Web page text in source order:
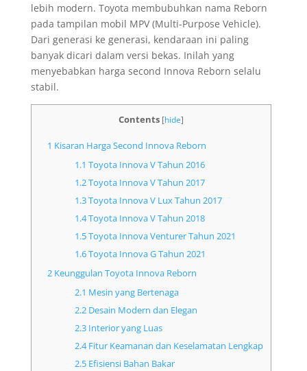
lebih modern. Toyota membubuhkan nama Reborn
pada tampilan mobil MPV (Multi-Purpose Vehicle).
Dari generasi ke generasi, kendaraan ini paling
banyak dicari dalam versi bekas. Inilah yang
menyebabkan harga second Innova Reborn selalu
stabil.
Contents [hide]
1 Kisaran Harga Second Innova Reborn
1.1 Toyota Innova V Tahun 2016
1.2Toyota Innova V Tahun 2017
1.3Toyota Innova V Lux Tahun 2017
1.4Toyota Innova V Tahun 2018
1.5Toyota Innova Venturer Tahun 2021
1.6Toyota Innova G Tahun 2021
2 Keunggulan Toyota Innova Reborn
2.1 Mesin yang Bertenaga
2.2 Desain Modern dan Elegan
2.3 Interior yang Luas
2.4Fitur Keamanan dan Keselamatan Lengkap
2.5 Efisiensi Bahan Bakar